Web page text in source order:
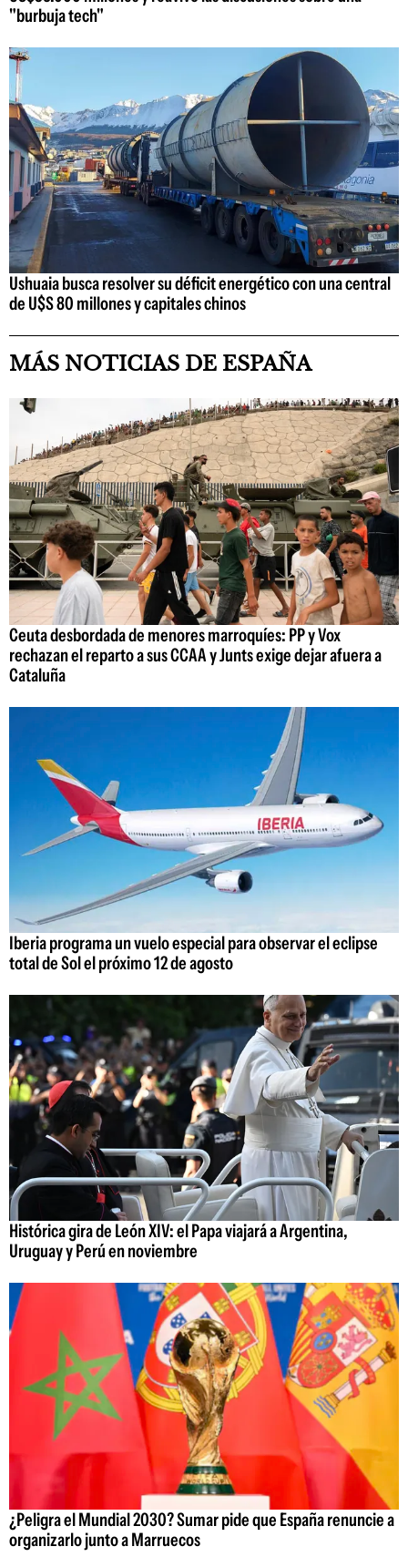
"burbuja tech"
Ushuaia busca resolver su déficit energético con una central
de U$S 80 millones y capitales chinos
MÁS NOTICIAS DE ESPAÑA
Ceuta desbordada de menores marroquíes: PP y Vox
rechazan el reparto a sus CCAA y Junts exige dejar afuera a
Cataluña
Iberia programa un vuelo especial para observar el eclipse
total de Sol el próximo 12 de agosto
Histórica gira de León XIV: el Papa viajará a Argentina,
Uruguay y Perú en noviembre
¿Peligra el Mundial 2030? Sumar pide que España renuncie a
organizarlo junto a Marruecos